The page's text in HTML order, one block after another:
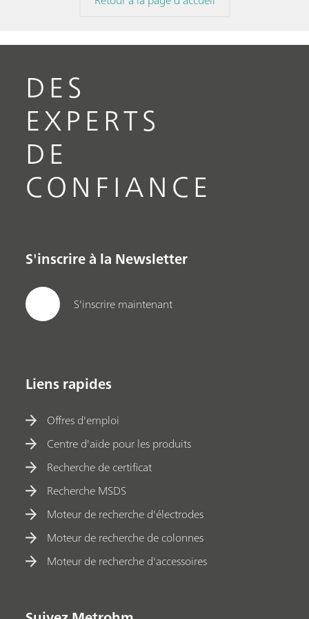
DES
EXPERTS
DE
CONFIANCE
S'inscrire à la Newsletter
S'inscrire maintenant
Liens rapides
Offres d'emploi
Centre d'aide pour les produits
Recherche de certificat
Recherche MSDS
Moteur de recherche d'électrodes
Moteur de recherche de colonnes
Moteur de recherche d'accessoires